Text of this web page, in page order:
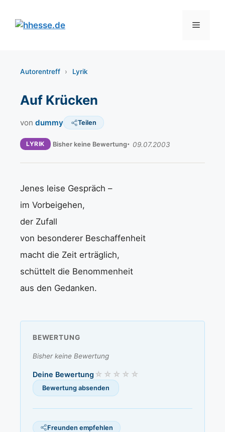
Inhalt
springen
Menü
Autorentreff › Lyrik
Auf Krücken
von dummy Teilen
LYRIK Bisher keine Bewertung 09.07.2003
Jenes leise Gespräch –
im Vorbeigehen,
der Zufall
von besonderer Beschaffenheit
macht die Zeit erträglich,
schüttelt die Benommenheit
aus den Gedanken.
BEWERTUNG
Bisher keine Bewertung
Deine Bewertung
Freunden empfehlen